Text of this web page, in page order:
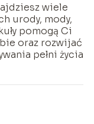
wiele
urody, mody,
pomogą Ci
oraz rozwijać
pełni życia